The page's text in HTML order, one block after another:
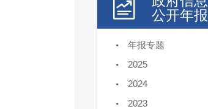
公开年报
年报专题
2025
2024
2023